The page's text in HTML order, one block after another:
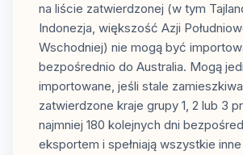
na liście zatwierdzonej (w tym
Indonezja, większość Azji
Wschodniej) nie mogą być
bezpośrednio do Australia. Mogą
importowane, jeśli stale
zatwierdzone kraje grupy 1, 2 lub 3
najmniej 180 kolejnych dni
eksportem i spełniają wszystkie